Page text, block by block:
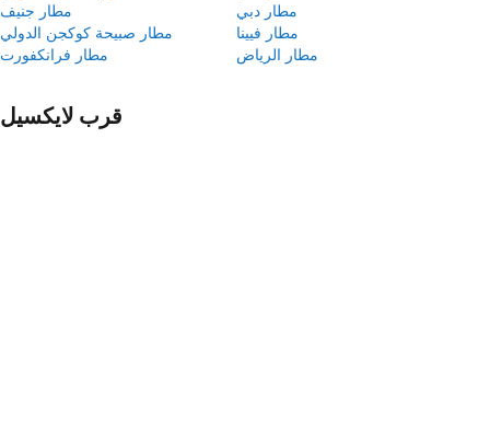
مطار جنيف
مطار دبي
مطار صبيحة كوكجن الدولي
مطار فيينا
مطار فرانكفورت
مطار الرياض
قرب لايكسيل